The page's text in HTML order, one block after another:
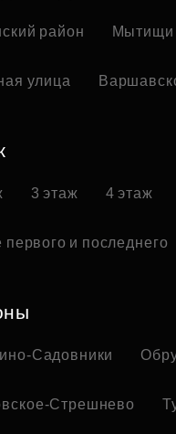
район Мытищи
улица
3 этаж 4 этаж
первого и последнего
Садовники
Стрешнево